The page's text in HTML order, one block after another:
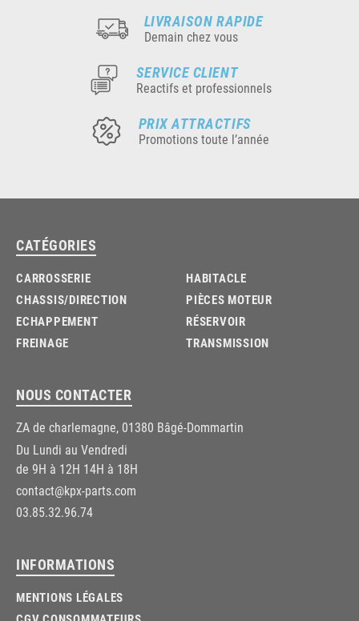
LIVRAISON RAPIDE
Demain chez vous
SERVICE CLIENT
Reactifs et professionnels
PRIX ATTRACTIFS
Promotions toute l’année
CATÉGORIES
CARROSSERIE
CHASSIS/DIRECTION
ECHAPPEMENT
FREINAGE
HABITACLE
PIÈCES MOTEUR
RÉSERVOIR
TRANSMISSION
NOUS CONTACTER
ZA de charlemagne, 01380 Bâgé-Dommartin
Du Lundi au Vendredi
de 9H à 12H 14H à 18H
contact@kpx-parts.com
03.85.32.96.74
INFORMATIONS
MENTIONS LÉGALES